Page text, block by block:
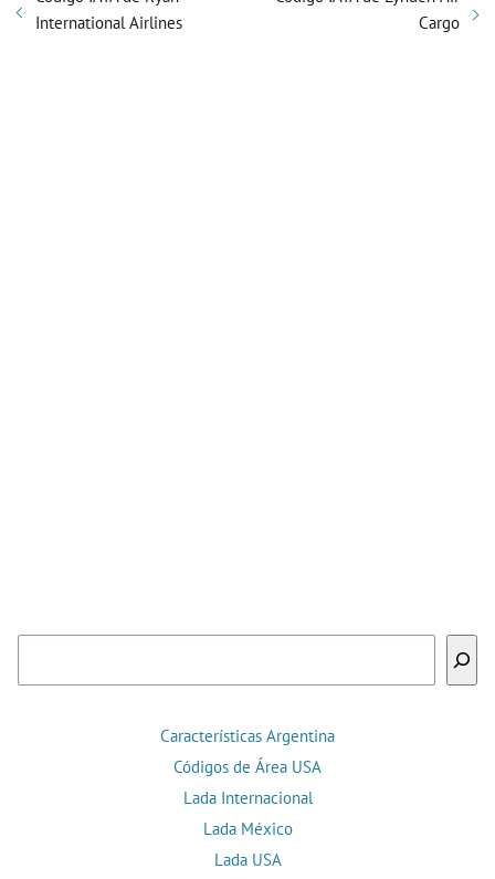
International Airlines
Cargo
Características Argentina
Códigos de Área USA
Lada Internacional
Lada México
Lada USA